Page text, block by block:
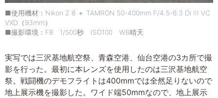
■使用機材：Nikon Z 8 ＋ TAMRON 50-400mm F/4.5-6.3 Di III VC
VXD（93mm）
■撮影環境：F8 1/500秒 ISO100 WB晴天
実写では三沢基地航空祭、青森空港、仙台空港の3カ所で撮
影を行った。最初に本レンズを使用したのは三沢基地航空
祭。戦闘機のデモフライトは400mmでは全然足りないので
地上展示機を撮影した。ワイド端50mmなので、地上展示